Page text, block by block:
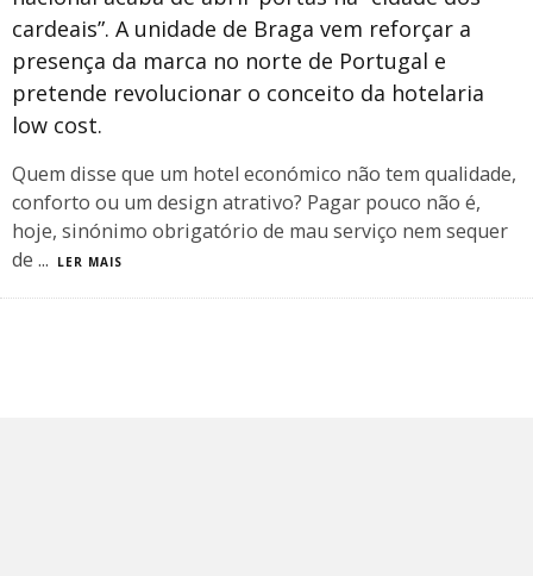
cardeais”. A unidade de Braga vem reforçar a
presença da marca no norte de Portugal e
pretende revolucionar o conceito da hotelaria
low cost.
Quem disse que um hotel económico não tem qualidade,
conforto ou um design atrativo? Pagar pouco não é,
hoje, sinónimo obrigatório de mau serviço nem sequer
de ... LER MAIS